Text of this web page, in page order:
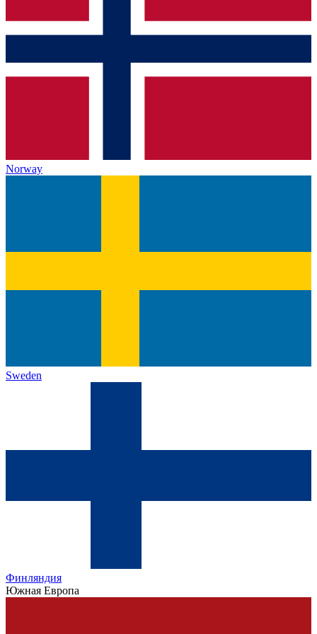
Norway
Sweden
Финляндия
Южная Европа